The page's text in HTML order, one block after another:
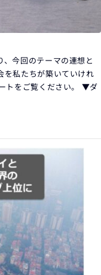
今回のテーマの連想と
を私たちが築いていけれ
トをご覧ください。 ▼ダ